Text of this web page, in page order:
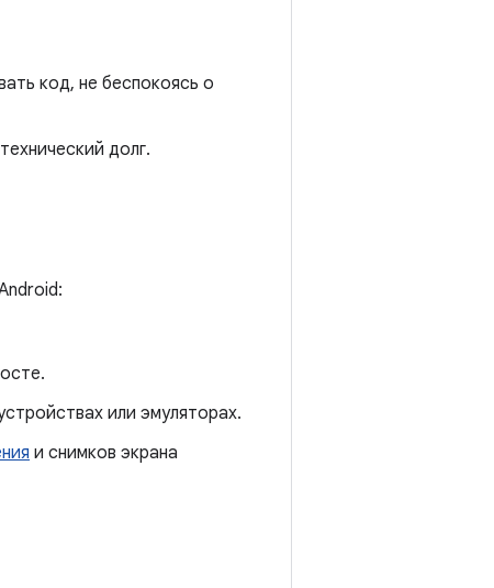
код, не беспокоясь о
долг.
или эмуляторах.
и снимков экрана